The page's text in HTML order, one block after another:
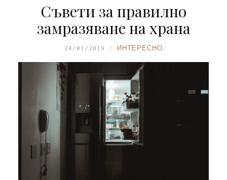
Съвети за правилно
замразяване на храна
24/01/2019 ИНТЕРЕСНО